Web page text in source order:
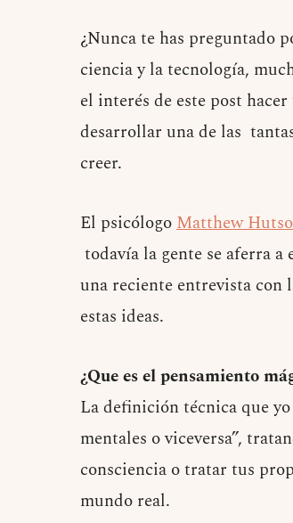
¿Nunca te has preguntado
ciencia y la tecnología,
el interés de este post
desarrollar una de las
creer.
El psicólogoMatthew
todavía la gente se aferra a
una reciente entrevista con
estas ideas.
¿Que es el pensamiento
La definición técnica que
mentales o viceversa”,
consciencia o tratar tus
mundo real.